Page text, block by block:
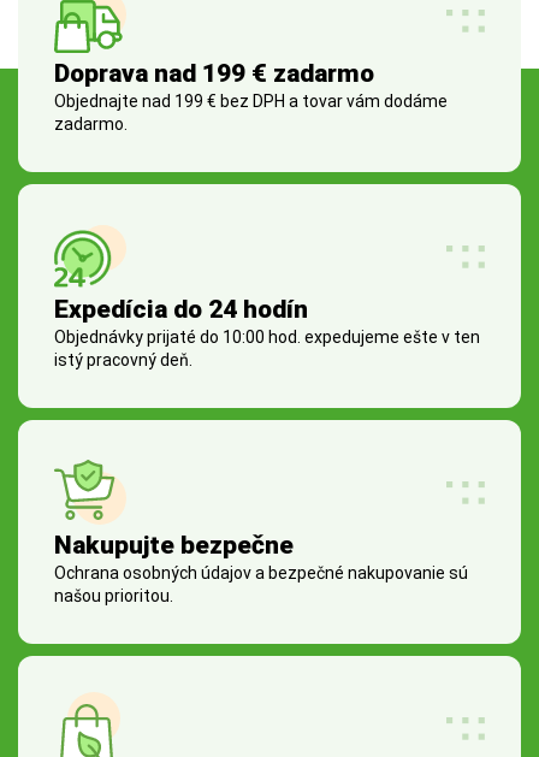
Doprava nad 199 € zadarmo
Objednajte nad 199 € bez DPH a tovar vám dodáme
zadarmo.
Expedícia do 24 hodín
Objednávky prijaté do 10:00 hod. expedujeme ešte v ten
istý pracovný deň.
Nakupujte bezpečne
Ochrana osobných údajov a bezpečné nakupovanie sú
našou prioritou.